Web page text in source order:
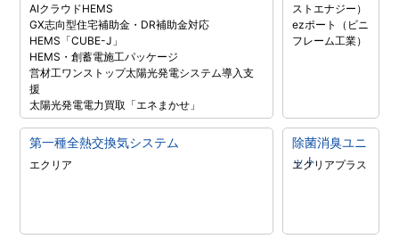
AIクラウドHEMS
GX志向型住宅補助金・DR補助金対応
HEMS「CUBE-J」
HEMS・創蓄電施工パッケージ
営材工ワンストップ太陽光発電システム導入支
援
太陽光発電電力買取「エネまかせ」
ストエナジー）
ezポート（ビニ
フレーム工業）
第一種全熱交換気システム
エクリア
除菌消臭ユニ
ット
エクリアプラス